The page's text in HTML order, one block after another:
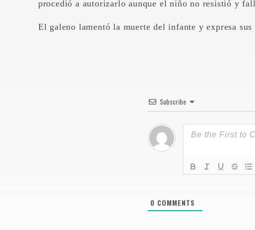
procedió a autorizarlo aunque el niño no resistió y
El galeno lamentó la muerte del infante y expresa
Subscribe
0 COMMENTS